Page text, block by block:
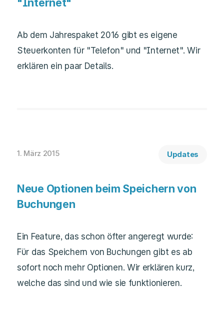
Ab dem Jahrespaket 2016 gibt es eigene
Steuerkonten für "Telefon" und "Internet". Wir
erklären ein paar Details.
1. März 2015 Updates
Neue Optionen beim Speichern von
Buchungen
Ein Feature, das schon öfter angeregt wurde:
Für das Speichern von Buchungen gibt es ab
sofort noch mehr Optionen. Wir erklären kurz,
welche das sind und wie sie funktionieren.